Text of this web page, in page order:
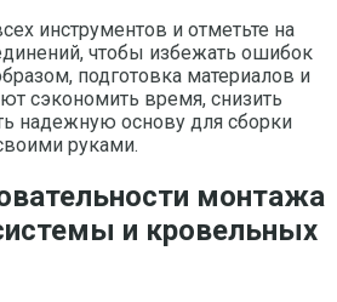
инструментов и отметьте на
чтобы избежать ошибок
подготовка материалов и
сэкономить время, снизить
надежную основу для сборки
руками.
монтажа
и кровельных